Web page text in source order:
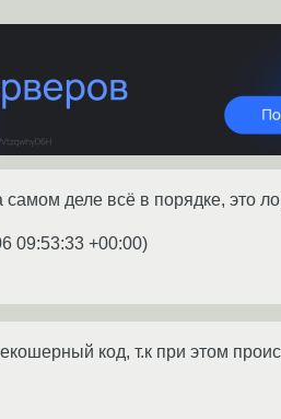
самом деле всё в порядке, это
09:53:33 +00:00)
код, т.к при этом